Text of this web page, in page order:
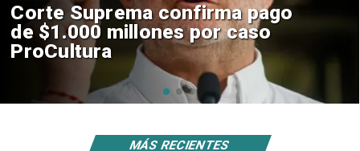
Codelco suspende
construcción de Andes Norte
en El Teniente por riesgos
sísmicos
MÁS RECIENTES